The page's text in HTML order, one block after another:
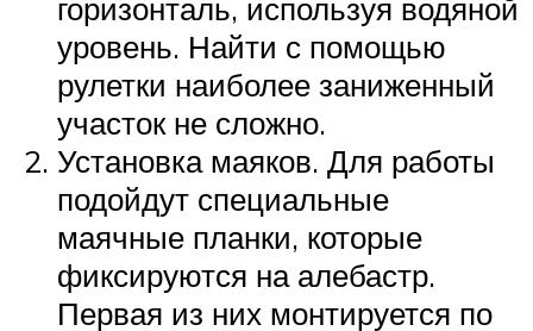
горизонталь, используя водяной
уровень. Найти с помощью
рулетки наиболее заниженный
участок не сложно.
Установка маяков. Для работы
подойдут специальные
маячные планки, которые
фиксируются на алебастр.
Первая из них монтируется по